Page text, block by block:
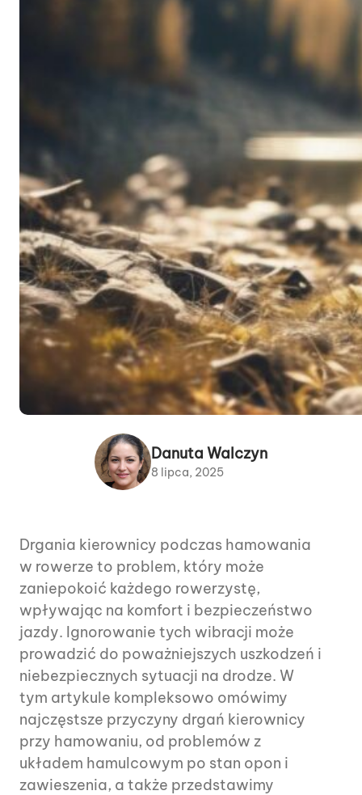
Danuta Walczyn
8 lipca, 2025
Drgania kierownicy podczas hamowania
w rowerze to problem, który może
zaniepokoić każdego rowerzystę,
wpływając na komfort i bezpieczeństwo
jazdy. Ignorowanie tych wibracji może
prowadzić do poważniejszych uszkodzeń i
niebezpiecznych sytuacji na drodze. W
tym artykule kompleksowo omówimy
najczęstsze przyczyny drgań kierownicy
przy hamowaniu, od problemów z
układem hamulcowym po stan opon i
zawieszenia, a także przedstawimy